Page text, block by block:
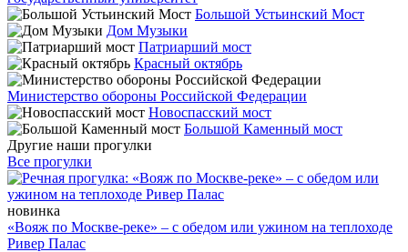
Большой Устьинский Мост
Дом Музыки
Патриарший мост
Красный октябрь
Министерство обороны Российской Федерации
Новоспасский мост
Большой Каменный мост
Другие наши прогулки
Все прогулки
новинка
«Вояж по Москве-реке» – с обедом или ужином на теплоходе
Ривер Палас